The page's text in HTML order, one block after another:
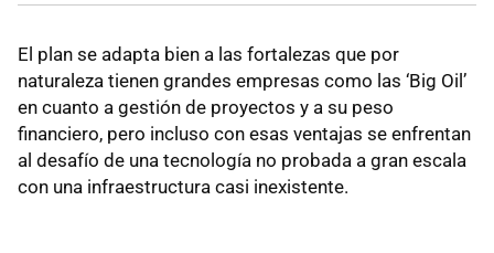
El plan se adapta bien a las fortalezas que por
naturaleza tienen grandes empresas como las ‘Big Oil’
en cuanto a gestión de proyectos y a su peso
financiero, pero incluso con esas ventajas se enfrentan
al desafío de una tecnología no probada a gran escala
con una infraestructura casi inexistente.